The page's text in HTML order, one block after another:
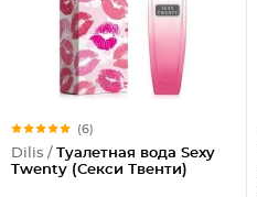
(6)
Dilis / Туалетная вода Sexy
Twenty (Секси Твенти)